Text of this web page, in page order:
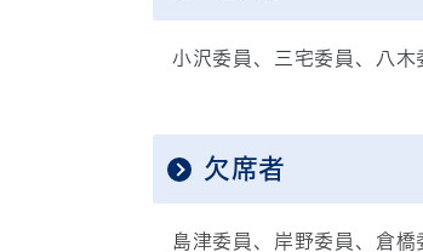
小沢委員、三宅委員、八
欠席者
島津委員、岸野委員、倉橋